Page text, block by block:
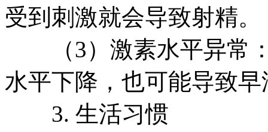
受到刺激就会导致射精。
（3）激素水平异常：
水平下降，也可能导致早
3. 生活习惯